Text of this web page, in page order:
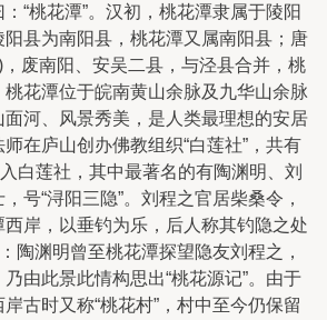
“桃花潭”。汉初，桃花潭隶属于陵阳
县为南阳县，桃花潭又属南阳县；唐
废南阳、安吴二县，与泾县合并，桃
花潭位于皖南黄山余脉及九华山余脉
河、风景秀美，是人类最理想的安居
在庐山创办佛教组织“白莲社”，共有
白莲社，其中最著名的有陶渊明、刘
号“浔阳三隐”。刘程之官居柴桑令，
岸，以垂钓为乐，后人称其钓隐之处
陶渊明曾至桃花潭探望隐友刘程之，
由此景此情构思出“桃花源记”。由于
古时又称“桃花村”，村中至今仍保留